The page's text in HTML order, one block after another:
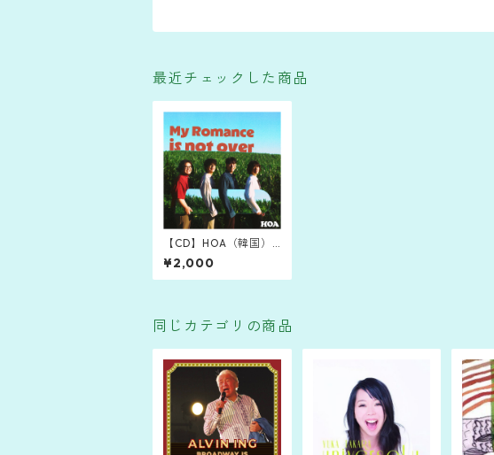
最近チェックした商品
【CD】HOA（韓国）
「My Romance is not
over」
¥2,000
同じカテゴリの商品